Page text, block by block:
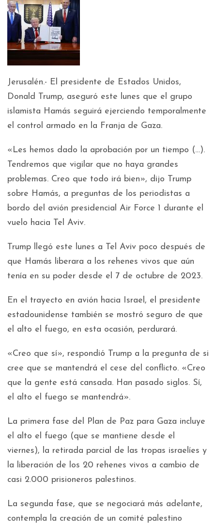
Jerusalén.- El presidente de Estados Unidos,
Donald Trump, aseguró este lunes que el grupo
islamista Hamás seguirá ejerciendo temporalmente
el control armado en la Franja de Gaza.
«Les hemos dado la aprobación por un tiempo (…).
Tendremos que vigilar que no haya grandes
problemas. Creo que todo irá bien», dijo Trump
sobre Hamás, a preguntas de los periodistas a
bordo del avión presidencial Air Force 1 durante el
vuelo hacia Tel Aviv.
Trump llegó este lunes a Tel Aviv poco después de
que Hamás liberara a los rehenes vivos que aún
tenía en su poder desde el 7 de octubre de 2023.
En el trayecto en avión hacia Israel, el presidente
estadounidense también se mostró seguro de que
el alto el fuego, en esta ocasión, perdurará.
«Creo que sí», respondió Trump a la pregunta de si
cree que se mantendrá el cese del conflicto. «Creo
que la gente está cansada. Han pasado siglos. Sí,
el alto el fuego se mantendrá».
La primera fase del Plan de Paz para Gaza incluye
el alto el fuego (que se mantiene desde el
viernes), la retirada parcial de las tropas israelíes y
la liberación de los 20 rehenes vivos a cambio de
casi 2.000 prisioneros palestinos.
La segunda fase, que se negociará más adelante,
contempla la creación de un comité palestino